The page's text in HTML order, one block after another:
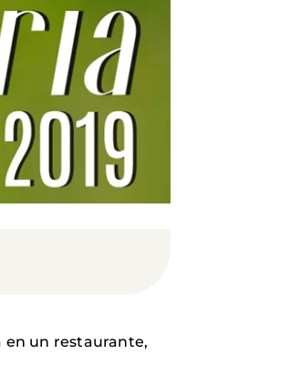
en un restaurante,